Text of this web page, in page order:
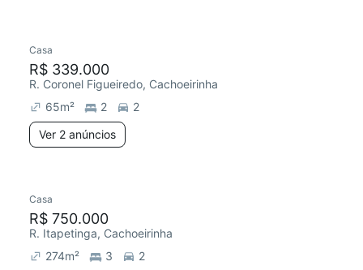
Casa
R$ 339.000
R. Coronel Figueiredo, Cachoeirinha
65m² 2
2
Ver 2 anúncios
Casa
R$ 750.000
R. Itapetinga, Cachoeirinha
274m² 3
2